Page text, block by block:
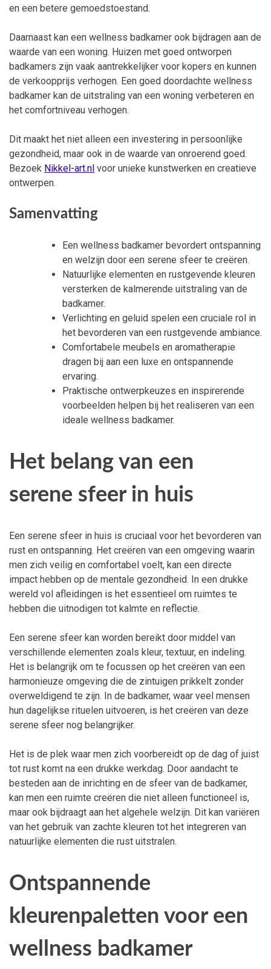
en een betere gemoedstoestand.
Daarnaast kan een wellness badkamer ook bijdragen aan de
waarde van een woning. Huizen met goed ontworpen
badkamers zijn vaak aantrekkelijker voor kopers en kunnen
de verkoopprijs verhogen. Een goed doordachte wellness
badkamer kan de uitstraling van een woning verbeteren en
het comfortniveau verhogen.
Dit maakt het niet alleen een investering in persoonlijke
gezondheid, maar ook in de waarde van onroerend goed.
Bezoek Nikkel-art.nl voor unieke kunstwerken en creatieve
ontwerpen.
Samenvatting
Een wellness badkamer bevordert ontspanning
en welzijn door een serene sfeer te creëren.
Natuurlijke elementen en rustgevende kleuren
versterken de kalmerende uitstraling van de
badkamer.
Verlichting en geluid spelen een cruciale rol in
het bevorderen van een rustgevende ambiance.
Comfortabele meubels en aromatherapie
dragen bij aan een luxe en ontspannende
ervaring.
Praktische ontwerpkeuzes en inspirerende
voorbeelden helpen bij het realiseren van een
ideale wellness badkamer.
Het belang van een
serene sfeer in huis
Een serene sfeer in huis is cruciaal voor het bevorderen van
rust en ontspanning. Het creëren van een omgeving waarin
men zich veilig en comfortabel voelt, kan een directe
impact hebben op de mentale gezondheid. In een drukke
wereld vol afleidingen is het essentieel om ruimtes te
hebben die uitnodigen tot kalmte en reflectie.
Een serene sfeer kan worden bereikt door middel van
verschillende elementen zoals kleur, textuur, en indeling.
Het is belangrijk om te focussen op het creëren van een
harmonieuze omgeving die de zintuigen prikkelt zonder
overweldigend te zijn. In de badkamer, waar veel mensen
hun dagelijkse rituelen uitvoeren, is het creëren van deze
serene sfeer nog belangrijker.
Het is de plek waar men zich voorbereidt op de dag of juist
tot rust komt na een drukke werkdag. Door aandacht te
besteden aan de inrichting en de sfeer van de badkamer,
kan men een ruimte creëren die niet alleen functioneel is,
maar ook bijdraagt aan het algehele welzijn. Dit kan variëren
van het gebruik van zachte kleuren tot het integreren van
natuurlijke elementen die rust uitstralen.
Ontspannende
kleurenpaletten voor een
wellness badkamer